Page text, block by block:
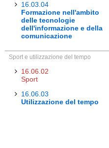
16.03.04
Formazione nell'ambito
delle tecnologie
dell'informazione e della
comunicazione
Sport e utilizzazione del tempo
16.06.02
Sport
16.06.03
Utilizzazione del tempo